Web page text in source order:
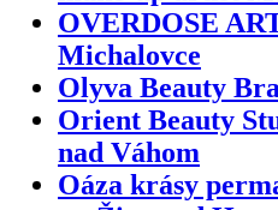
OVERDOSE
Michalovce
Olyva Beauty
Orient Beauty
nad Váhom
Oáza krásy